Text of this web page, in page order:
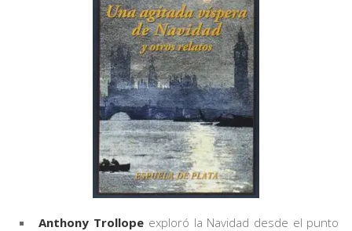
Anthony Trollope exploró la Navidad desde el punto